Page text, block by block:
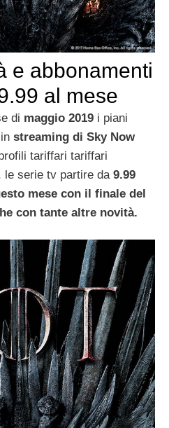
e abbonamenti
al mese
di maggio 2019 i piani
streaming di Sky Now
tariffari tariffari
le serie tv partire da 9.99
mese con il finale del
con tante altre novità.